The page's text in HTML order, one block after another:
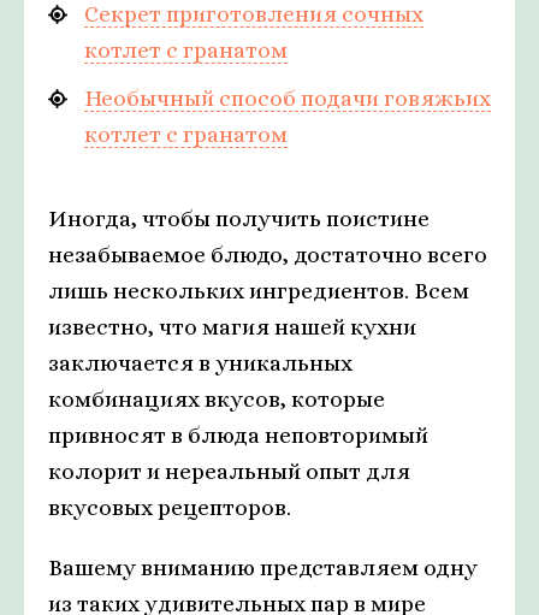
Секрет приготовления сочных
котлет с гранатом
Необычный способ подачи говяжьих
котлет с гранатом
Иногда, чтобы получить поистине
незабываемое блюдо, достаточно всего
лишь нескольких ингредиентов. Всем
известно, что магия нашей кухни
заключается в уникальных
комбинациях вкусов, которые
привносят в блюда неповторимый
колорит и нереальный опыт для
вкусовых рецепторов.
Вашему вниманию представляем одну
из таких удивительных пар в мире